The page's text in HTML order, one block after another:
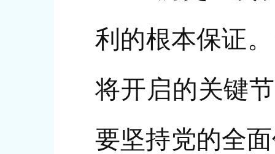
利的根本保证
将开启的关键
要坚持党的全